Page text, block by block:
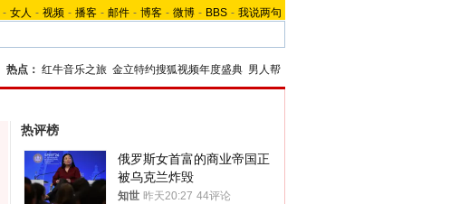
- 女人 - 视频 - 播客 - 邮件 - 博客 - 微博 - BBS - 我说两句
热点： 红牛音乐之旅 金立特约搜狐视频年度盛典 男人帮
热评榜
俄罗斯女首富的商业帝国正
被乌克兰炸毁
知世 昨天20:27 44评论